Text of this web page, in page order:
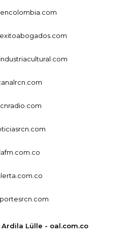
lafm.com.co
Lülle - oal.com.co